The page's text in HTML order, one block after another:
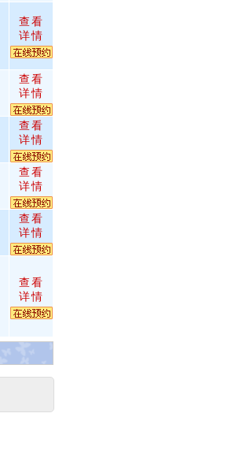
查看
详情
查看
详情
查看
详情
查看
详情
查看
详情
查看
详情